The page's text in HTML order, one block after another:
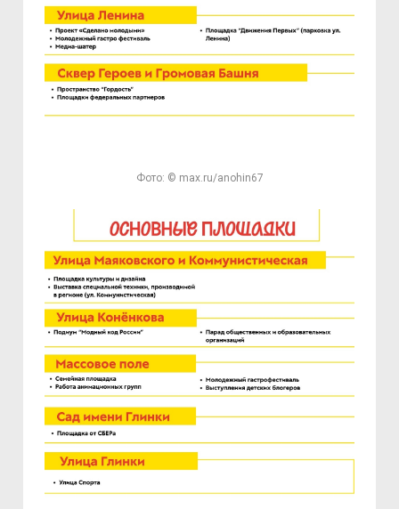
Фото: © max.ru/anohin67